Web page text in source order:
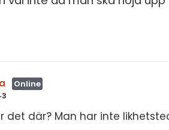
Online
det där? Man har inte